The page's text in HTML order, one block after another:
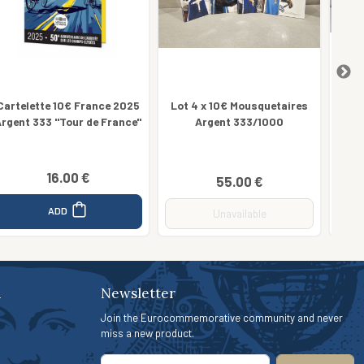
Lot 4 x 10€ Mousquetaires
Argent 333/1000
55.00 €
Unavailable
Coffret 5€ Argent BE
Naissance France 2025
49.00 €
ADD
Newsletter
Join the Eurocommemorative community and never
miss a new product.